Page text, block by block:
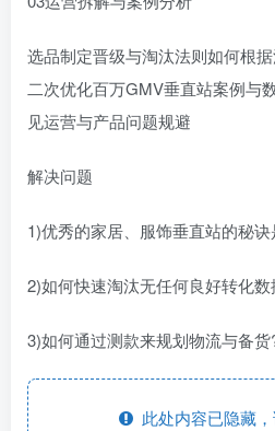
选品制定晋级与淘汰法则如何根
二次优化百万GMV垂直站案例与
见运营与产品问题规避
解决问题
1)优秀的家居、服饰垂直站的秘
2)如何快速淘汰无任何良好转化
3)如何通过测款来规划物流与备货
此处内容已隐藏，